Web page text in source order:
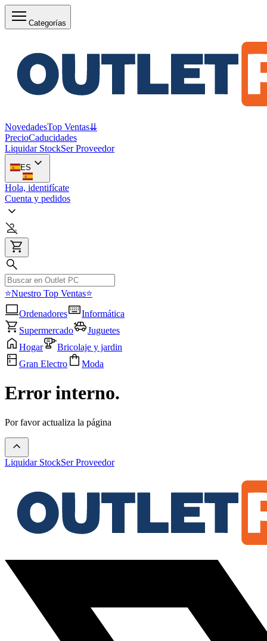
Categorías
NovedadesTop Ventas⇊
PrecioCaducidades
Liquidar StockSer Proveedor
ES
Hola, identifícate
Cuenta y pedidos
⭐Nuestro Top Ventas⭐
Ordenadores
Informática
Supermercado
Juguetes
Hogar
Bricolaje y jardin
Gran Electro
Moda
Error interno.
Por favor actualiza la página
Liquidar StockSer Proveedor